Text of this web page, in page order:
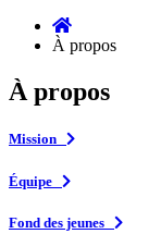
À propos
À propos
Mission
Équipe
Fond des jeunes